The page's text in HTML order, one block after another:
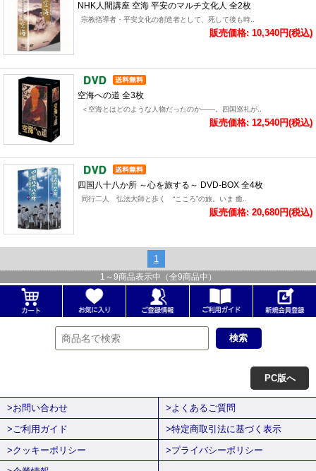
NHK人間講座 空海 平安のマルチ文化人 全2枚
宗教指導者・平安文化の創造者として、死して後も時..
販売価格: 10,340円(税込)
空海への道 全3枚
＜空海とはどのような人物だったのか――。四国巡礼が..
販売価格: 12,540円(税込)
四国八十八か所 ～心を旅する～ DVD-BOX 全4枚
同行二人 弘法大師と歩く “こころ”の旅。いま 癒..
販売価格: 20,680円(税込)
1
1 ～ 9商品表示中（全9商品中）
PC版へ
>お問い合わせ
>よくあるご質問
>ご利用ガイド
>特定商取引法に基づく表示
>クッキーポリシー
>プライバシーポリシー